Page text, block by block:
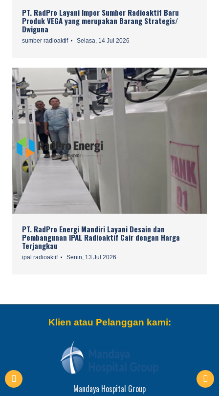
PT. RadPro Layani Impor Sumber Radioaktif Baru
Produk VEGA yang merupakan Barang Strategis/
Dwiguna
sumber radioaktif Selasa, 14 Jul 2026
PT. RadPro Energi Mandiri Layani Desain dan
Pembangunan IPAL Radioaktif Cair dengan Harga
Terjangkau
ipal radioaktif Senin, 13 Jul 2026
Klien atau Pelanggan kami:
PT. VAMED Engineering